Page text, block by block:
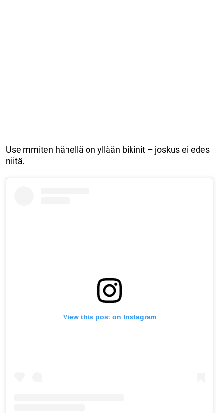
Useimmiten hänellä on yllään bikinit – joskus ei edes
niitä.
View this post on Instagram